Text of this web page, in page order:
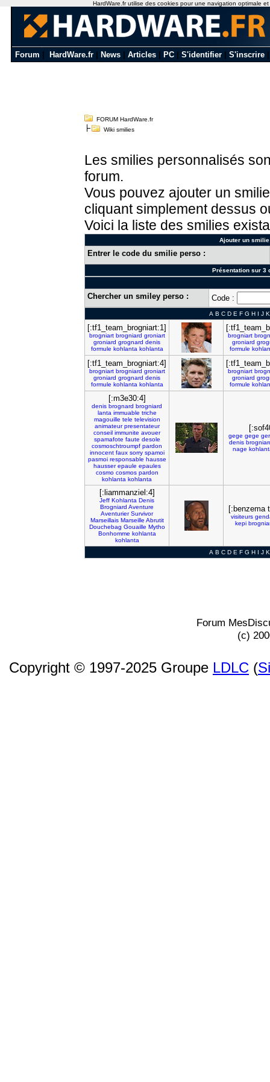
Forum HardWare.fr News Articles PC S'identifier S'inscrire
FORUM HardWare.fr
Wiki smilies
Les smilies personnalisés
forum.
Vous pouvez ajouter un
cliquant simplement dessus
Voici la liste des smilies
Ajouter un
Entrer le code du smilie perso :
Présentation sur 3
Chercher un smiley perso : Code :
A B C D E F G H I J K
[:tf1_team_brogniart:1]
brogniart brogniard groniart
groniard grognard denis
formule kohlanta kohlanta
brogniart
groniard
formule
[:tf1_team_brogniart:4]
brogniart brogniard groniart
groniard grognard denis
formule kohlanta kohlanta
brogniart
groniard
formule
[:m3e30:4]
denis brognard brogniard
lanta immuable triche
magouille tele television
animateur presentateur
conseil immunite avouer
spamafote faute desole
cosmoschtroumpf pardon
innocent faux sorry spamoi
pasmoi responsable hausse
hausser epaule epaules
cosmo cosmos pardon
kohlanta kohlanta
gege gege
denis
nage
[:liammanziel:4]
Jeff Kohlanta Denis
Brogniard Aventure
Aventurier Survivor
Marseillais Marseille Abrutit
Douchebag Gouaille Mytho
Bonhomme kohlanta
kohlanta
[:benzema
visiteurs
kepi
A B C D E F G H I J K
Forum
(c)
Copyright © 1997-2025 Groupe LDLC (
HardWare.fr utilise des cookies pour une navigation optimale